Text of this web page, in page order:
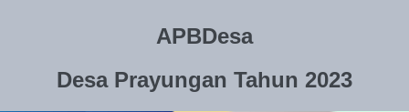
APBDesa
Desa Prayungan Tahun 2023